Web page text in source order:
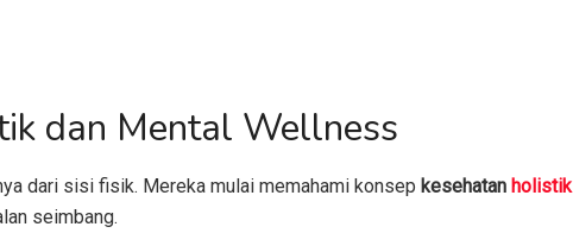
dan Mental Wellness
dari sisi fisik. Mereka mulai memahami konsep kesehatan holistik
seimbang.